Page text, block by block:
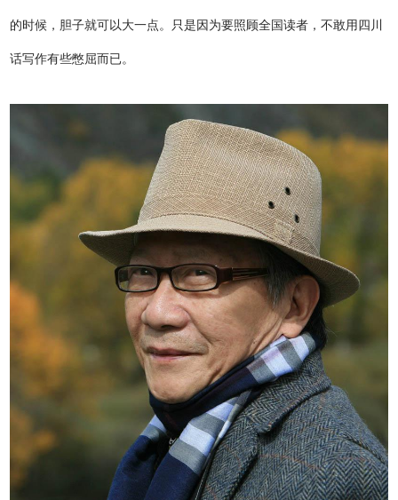
的时候，胆子就可以大一点。只是因为要照顾全国读者，不敢用四川
话写作有些憋屈而已。